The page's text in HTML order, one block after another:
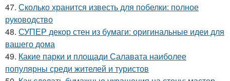
47. Сколько хранится известь для побелки: полное
руководство
48. СУПЕР декор стен из бумаги: оригинальные идеи для
вашего дома
49. Какие парки и площади Салавата наиболее
популярны среди жителей и туристов